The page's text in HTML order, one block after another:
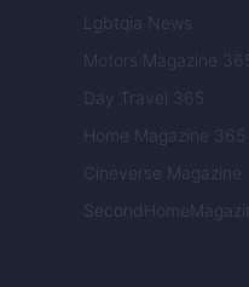
Lgbtqia News
Motors Magazine
Day Travel 365
Home Magazine 365
Cineverse Magazine